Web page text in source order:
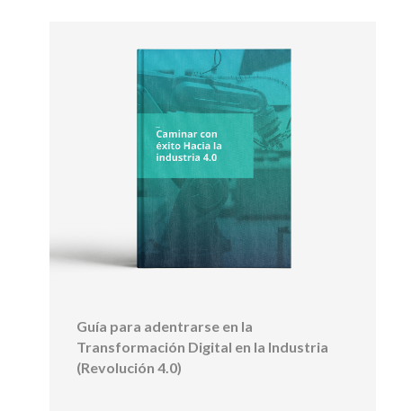
Guía para adentrarse en la
Transformación Digital en la Industria
(Revolución 4.0)